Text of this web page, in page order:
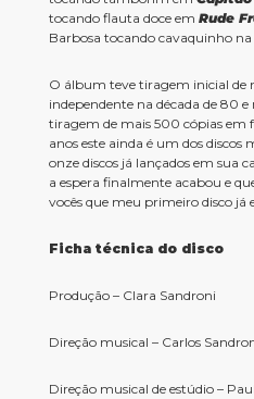
tocando flauta doce em Rude
Barbosa tocando cavaquinho na
O álbum teve tiragem inicial de
independente na década de 80
tiragem de mais 500 cópias em
anos este ainda é um dos discos
onze discos já lançados em sua
a espera finalmente acabou e
vocês que meu primeiro disco já
Ficha técnica do disco
Produção – Clara Sandroni
Direção musical – Carlos
Direção musical de estúdio –